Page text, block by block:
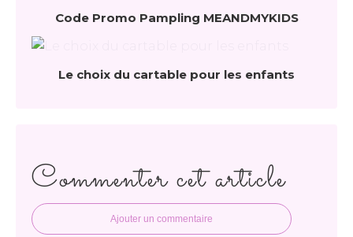
Code Promo Pampling MEANDMYKIDS
Le choix du cartable pour les enfants
Commenter cet article
Ajouter un commentaire